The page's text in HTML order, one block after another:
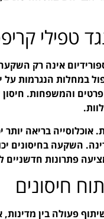
טפילי
אינה רק
הנגרמות על
והמשפחות. חיסון
אוכלוסייה בריאה
השקעה בחיסונים
פתרונות חדשניים
חיסונים
פעולה בין מדינות,